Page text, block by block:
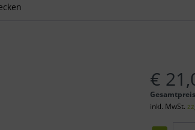
€
inkl. MwSt.